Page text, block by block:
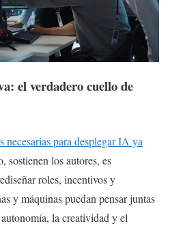
el verdadero cuello de
necesarias para desplegar IA ya
sostienen los autores, es
roles, incentivos y
y máquinas puedan pensar juntas
la creatividad y el